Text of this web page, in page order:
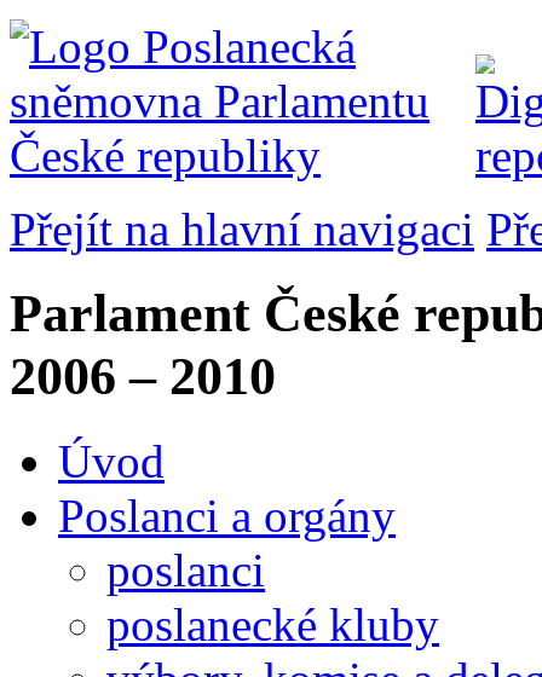
Přejít na hlavní navigaci
Parlament České
2006 – 2010
Úvod
Poslanci a orgány
poslanci
poslanecké kluby